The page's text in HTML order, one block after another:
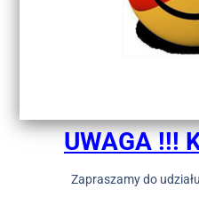
UWAGA !!!
Zapraszamy do